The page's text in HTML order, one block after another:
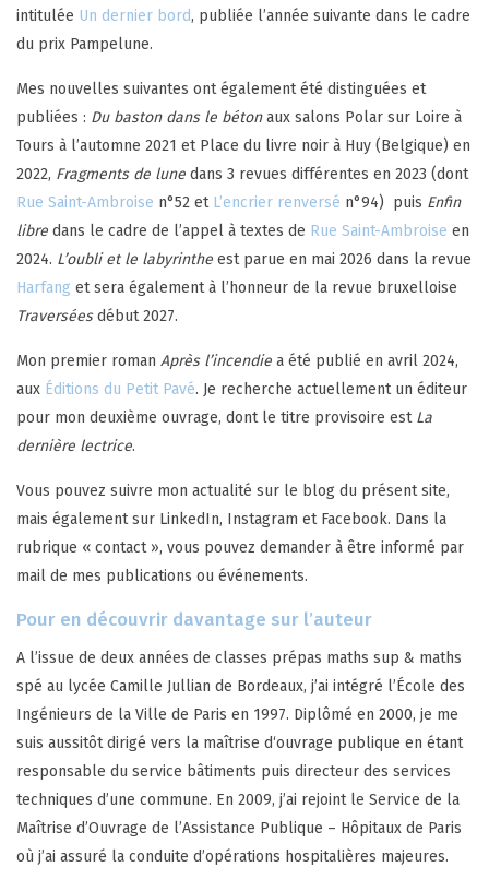
intitulée Un dernier bord, publiée l’année suivante dans le cadre
du prix Pampelune.
Mes nouvelles suivantes ont également été distinguées et
publiées : Du baston dans le bétonaux salons Polar sur Loire à
Tours à l’automne 2021 et Place du livre noir à Huy (Belgique) en
2022, Fragments de lune dans 3 revues différentes en 2023 (dont
Rue Saint-Ambroise n°52 et L’encrier renversé n°94) puis Enfin
libre dans le cadre de l’appel à textes de Rue Saint-Ambroise en
2024. L’oubli et le labyrinthe est parue en mai 2026 dans la revue
Harfang et sera également à l’honneur de la revue bruxelloise
Traverséesdébut 2027.
Mon premier roman Après l’incendie a été publié en avril 2024,
aux Éditions du Petit Pavé. Je recherche actuellement un éditeur
pour mon deuxième ouvrage, dont le titre provisoire est La
dernière lectrice.
Vous pouvez suivre mon actualité sur le blog du présent site,
mais également sur LinkedIn, Instagram et Facebook. Dans la
rubrique « contact », vous pouvez demander à être informé par
mail de mes publications ou événements.
Pour en découvrir davantage sur l’auteur
A l’issue de deux années de classes prépas maths sup & maths
spé au lycée Camille Jullian de Bordeaux, j’ai intégré l’École des
Ingénieurs de la Ville de Paris en 1997. Diplômé en 2000, je me
suis aussitôt dirigé vers la maîtrise d‘ouvrage publique en étant
responsable du service bâtiments puis directeur des services
techniques d’une commune. En 2009, j’ai rejoint le Service de la
Maîtrise d’Ouvrage de l’Assistance Publique – Hôpitaux de Paris
où j’ai assuré la conduite d’opérations hospitalières majeures.